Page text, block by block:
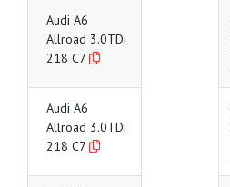
Audi A6
Allroad 3.0TDi
218 C7
Audi A6
Allroad 3.0TDi
218 C7